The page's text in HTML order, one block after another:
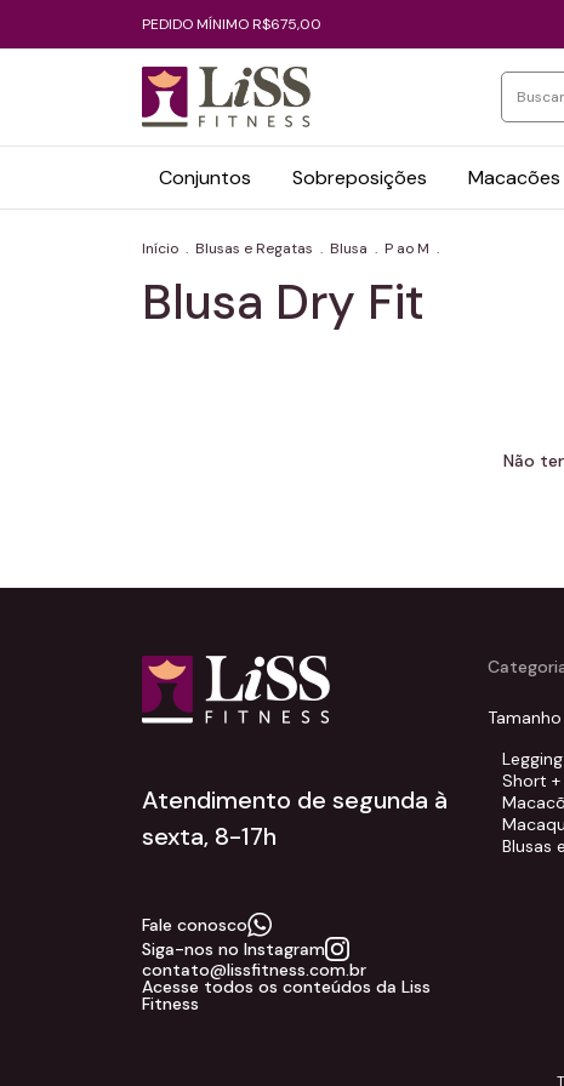
PEDIDO MÍNIMO R$675,00
Conjuntos Sobreposições
Início . Blusas e Regatas . Blusa . P ao M .
Blusa Dry Fit
Não
Atendimento de segunda à
sexta, 8-17h
Fale conosco
Siga-nos no Instagram
contato@lissfitness.com.br
Acesse todos os conteúdos da Liss
Fitness
Short +
Blusas